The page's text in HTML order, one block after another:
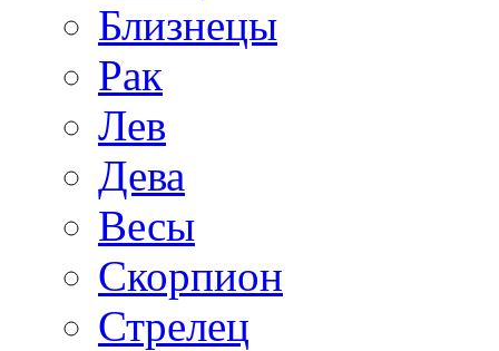
Близнецы
Рак
Лев
Дева
Весы
Скорпион
Стрелец